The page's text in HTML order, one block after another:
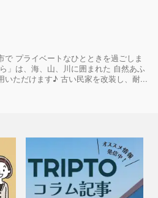
で プライベートなひとときを過ごしま
」は、海、山、川に囲まれた 自然あふ
いただけます♪ 古い民家を改装し、耐...